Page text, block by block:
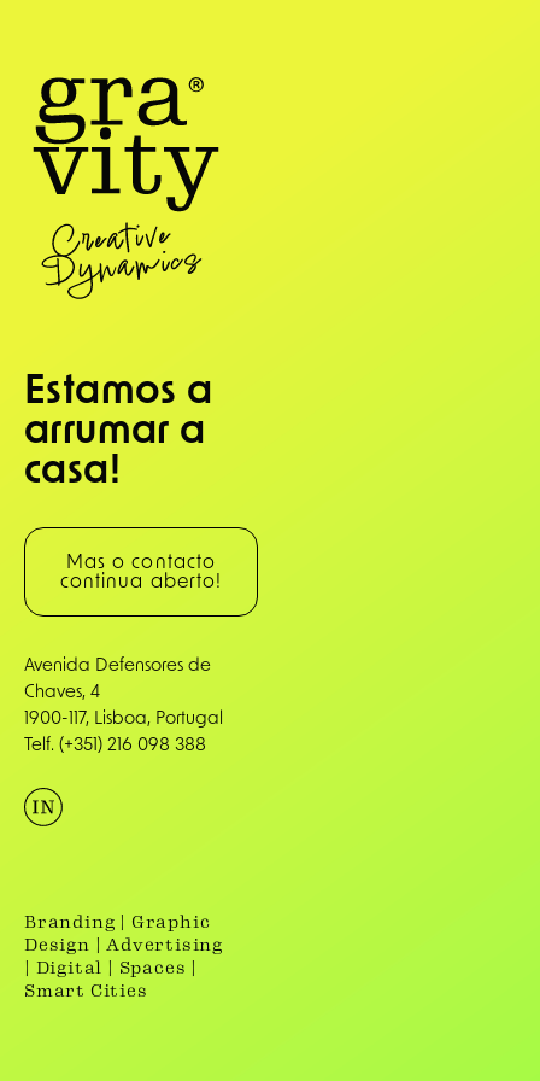
Estamos a
arrumar a
casa!
Mas o contacto
continua aberto!
Avenida Defensores de
Chaves, 4
1900-117, Lisboa, Portugal
Telf. (+351) 216 098 388
Branding | Graphic
Design | Advertising
| Digital | Spaces |
Smart Cities